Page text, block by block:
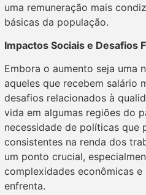
uma remuneração mais
básicas da população.
Impactos Sociais e Desafios
Embora o aumento seja uma
aqueles que recebem salário
desafios relacionados à
vida em algumas regiões do
necessidade de políticas que
consistentes na renda dos
um ponto crucial,
complexidades econômicas e
enfrenta.